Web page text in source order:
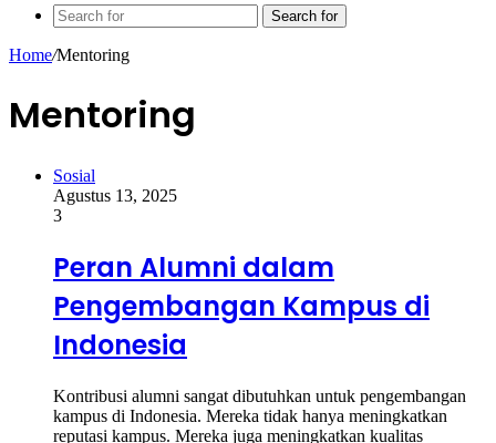
Search for
Home/Mentoring
Mentoring
Sosial
Agustus 13, 2025
3
Peran Alumni dalam
Pengembangan Kampus di
Indonesia
Kontribusi alumni sangat dibutuhkan untuk pengembangan
kampus di Indonesia. Mereka tidak hanya meningkatkan
reputasi kampus. Mereka juga meningkatkan kualitas